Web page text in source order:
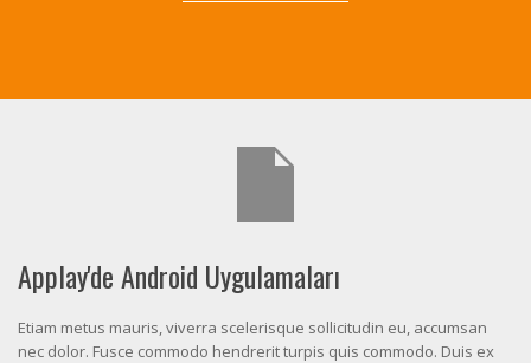
Applay'de Android Uygulamaları
Etiam metus mauris, viverra scelerisque sollicitudin eu, accumsan
nec dolor. Fusce commodo hendrerit turpis quis commodo. Duis ex